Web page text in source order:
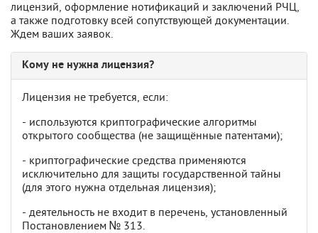
лицензий, оформление нотификаций и заключений РЧЦ,
а также подготовку всей сопутствующей документации.
Ждем ваших заявок.
Кому не нужна лицензия?
Лицензия не требуется, если:
- используются криптографические алгоритмы
открытого сообщества (не защищённые патентами);
- криптографические средства применяются
исключительно для защиты государственной тайны
(для этого нужна отдельная лицензия);
- деятельность не входит в перечень, установленный
Постановлением № 313.